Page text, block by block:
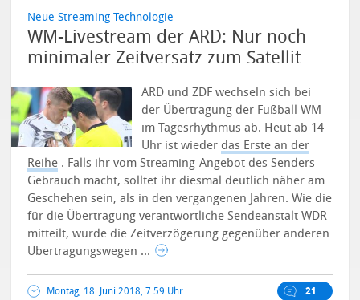
Neue Streaming-Technologie
WM-Livestream der ARD: Nur noch
minimaler Zeitversatz zum Satellit
ARD und ZDF wechseln sich bei
der Übertragung der Fußball WM
im Tagesrhythmus ab. Heut ab 14
Uhr ist wieder das Erste an der
Reihe . Falls ihr vom Streaming-Angebot des Senders
Gebrauch macht, solltet ihr diesmal deutlich näher am
Geschehen sein, als in den vergangenen Jahren. Wie die
für die Übertragung verantwortliche Sendeanstalt WDR
mitteilt, wurde die Zeitverzögerung gegenüber anderen
Übertragungswegen ...
Montag, 18. Juni 2018, 7:59 Uhr 21